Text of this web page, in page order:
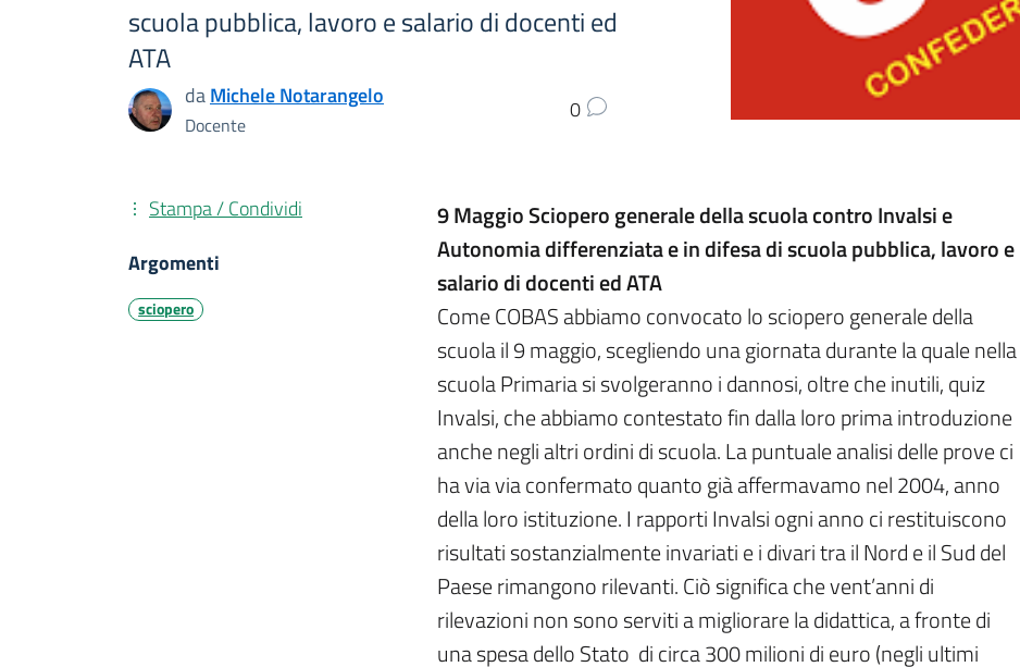
scuola pubblica, lavoro e salario di docenti ed
ATA
daMichele Notarangelo
Docente
0
9 Maggio Sciopero generale della scuola contro Invalsi e
Autonomia differenziata e in difesa di scuola pubblica, lavoro e
salario di docenti ed ATA
Come COBAS abbiamo convocato lo sciopero generale della
scuola il 9 maggio, scegliendo una giornata durante la quale nella
scuola Primaria si svolgeranno i dannosi, oltre che inutili, quiz
Invalsi, che abbiamo contestato fin dalla loro prima introduzione
anche negli altri ordini di scuola. La puntuale analisi delle prove ci
ha via via confermato quanto già affermavamo nel 2004, anno
della loro istituzione. I rapporti Invalsi ogni anno ci restituiscono
risultati sostanzialmente invariati e i divari tra il Nord e il Sud del
Paese rimangono rilevanti. Ciò significa che vent’anni di
rilevazioni non sono serviti a migliorare la didattica, a fronte di
una spesa dello Stato di circa 300 milioni di euro (negli ultimi
Stampa / Condividi
Argomenti
sciopero